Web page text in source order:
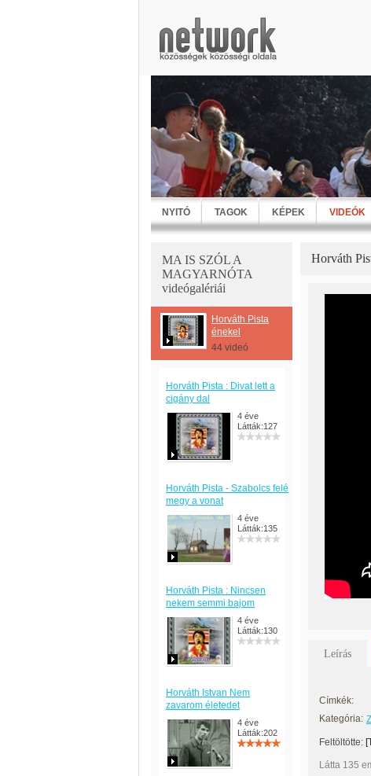
NYITÓ TAGOK KÉPEK VIDEÓK
MA IS SZÓL A
MAGYARNÓTA
videógalériái
Horváth Pista
énekel
44 videó
Horváth Pista : Divat lett a
cigány dal
4 éve
Látták:127
Horváth Pista - Szabolcs felé
megy a vonat
4 éve
Látták:135
Horváth Pista : Nincsen
nekem semmi bajom
4 éve
Látták:130
Horváth Istvan Nem
zavarom életedet
4 éve
Látták:202
Horváth
Leírás
Címkék:
Kategória:
Feltöltötte:
Látta 135